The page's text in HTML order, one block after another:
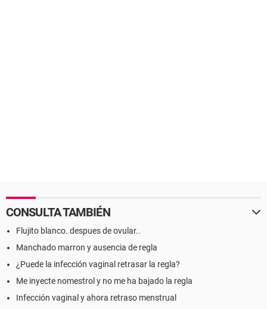
CONSULTA TAMBIÉN
Flujito blanco. despues de ovular..
Manchado marron y ausencia de regla
¿Puede la infección vaginal retrasar la regla?
Me inyecte nomestrol y no me ha bajado la regla
Infección vaginal y ahora retraso menstrual